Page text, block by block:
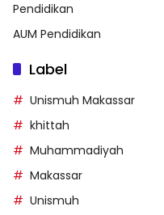
Pendidikan
AUM Pendidikan
Label
Unismuh Makassar
khittah
Muhammadiyah
Makassar
Unismuh